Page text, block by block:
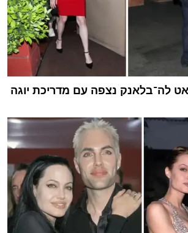
לה־בלאנק נצפה עם מדריכת יוגה